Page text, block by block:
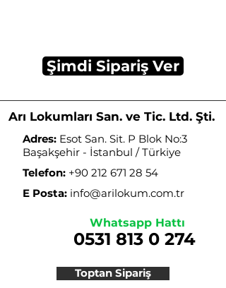
Şimdi Sipariş Ver
Arı Lokumları San. ve Tic. Ltd. Şti.
Adres: Esot San. Sit. P Blok No:3
Başakşehir - İstanbul / Türkiye
Telefon: +90 212 671 28 54
E Posta: info@arilokum.com.tr
Whatsapp Hattı
0531 813 0 274
Toptan Sipariş